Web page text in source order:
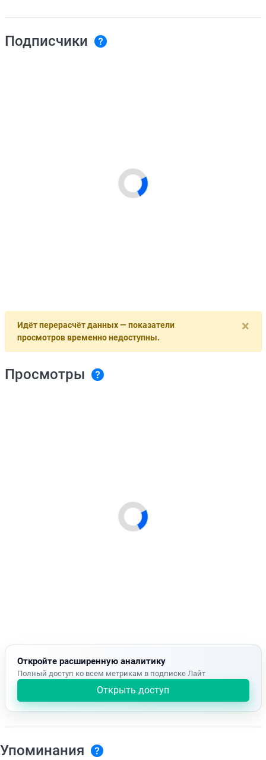
Подписчики
×
Идёт перерасчёт данных — показатели
просмотров временно недоступны.
Просмотры
Откройте расширенную аналитику
Полный доступ ко всем метрикам в подписке Лайт
Открыть доступ
Упоминания